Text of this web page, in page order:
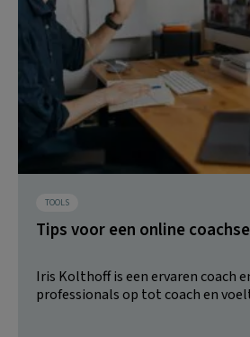
TOOLS
Tips voor een online
Iris Kolthoff is een ervaren coach
professionals op tot coach en